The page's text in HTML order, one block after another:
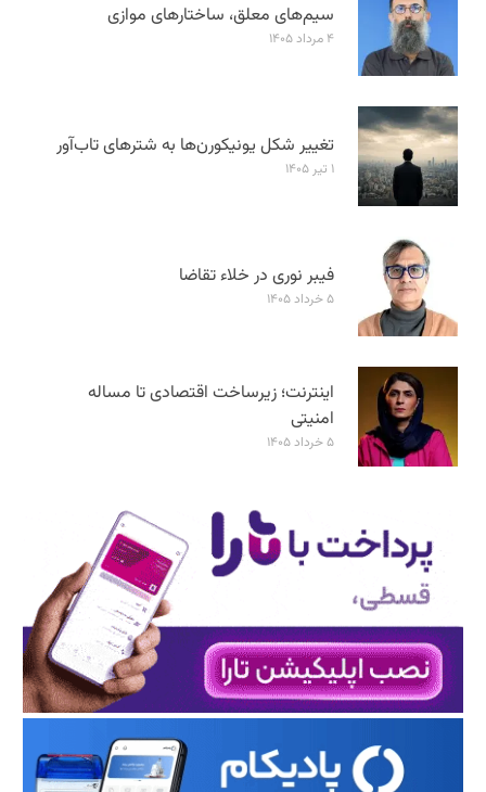
سیم‌های معلق، ساختارهای موازی
۴ مرداد ۱۴۰۵
تغییر شکل یونیکورن‌ها به شترهای تاب‌آور
۱ تیر ۱۴۰۵
فیبر نوری در خلاء تقاضا
۵ خرداد ۱۴۰۵
اینترنت؛ زیرساخت اقتصادی تا مساله
امنیتی
۵ خرداد ۱۴۰۵